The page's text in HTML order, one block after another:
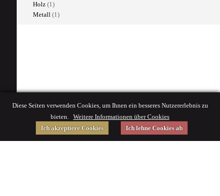
Holz (1)
Metall (1)
Diese Seiten verwenden Cookies, um Ihnen ein besseres Nutzererlebnis zu
bieten. Weitere Informationen über Cookies
Ich akzeptiere Cookies
Ich lehne Cookies ab